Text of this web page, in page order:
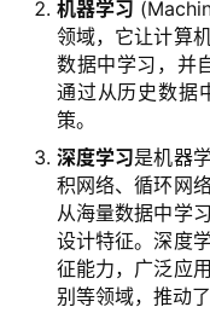
机器学习
领域，它让计算
数据中学习，并
通过从历史数据
策。
深度学习是机器
积网络、循环网
从海量数据中学
设计特征。深度
征能力，广泛应
别等领域，推动